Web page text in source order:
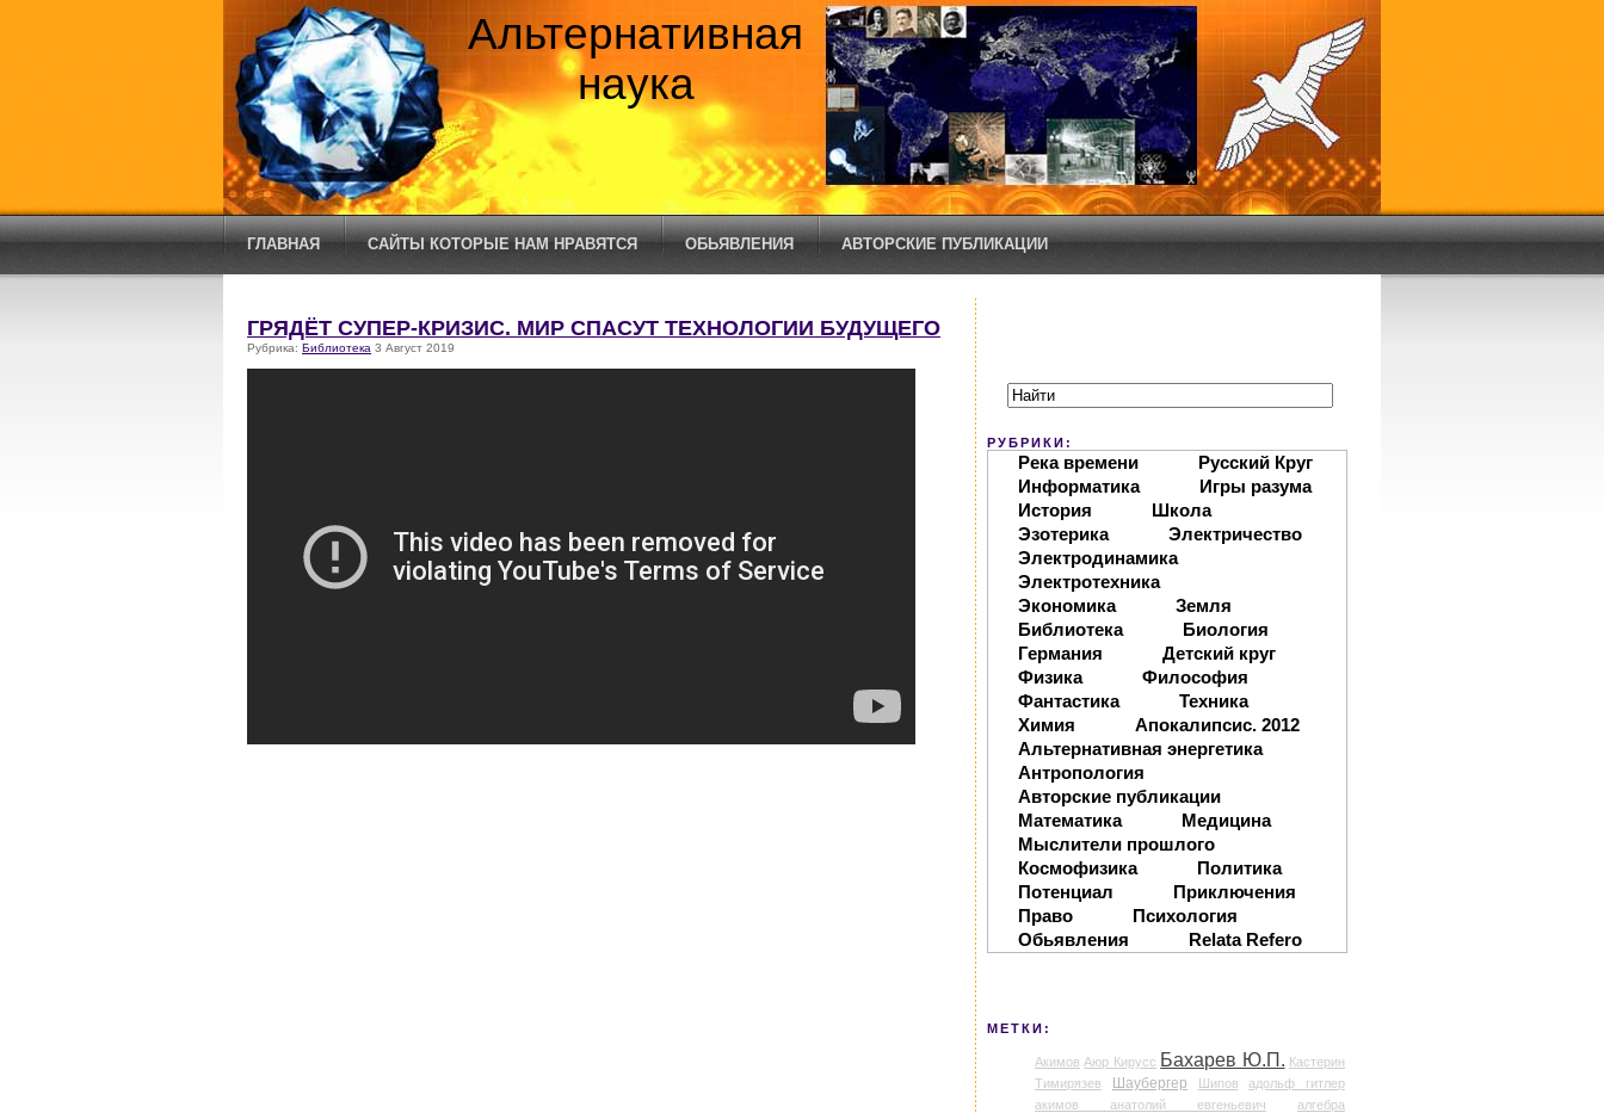
Альтернативная
наука
ГЛАВНАЯ САЙТЫ КОТОРЫЕ НАМ НРАВЯТСЯ ОБЬЯВЛЕНИЯ АВТОРСКИЕ ПУБЛИКАЦИИ
ГРЯДЁТ СУПЕР-КРИЗИС. МИР СПАСУТ ТЕХНОЛОГИИ БУДУЩЕГО
Рубрика: Библиотека 3 Август 2019
РУБРИКИ:
Река времени
Русский Круг
Информатика
Игры разума
История
Школа
Эзотерика
Электричество
Электродинамика
Электротехника
Экономика
Земля
Библиотека
Биология
Германия
Детский круг
Физика
Философия
Фантастика
Техника
Химия
Апокалипсис. 2012
Альтернативная энергетика
Антропология
Авторские публикации
Математика
Медицина
Мыслители прошлого
Космофизика
Политика
Потенциал
Приключения
Право
Психология
Обьявления
Relata Refero
МЕТКИ:
Акимов Аюр Кирусс Бахарев Ю.П. Кастерин
Тимирязев
Шаубергер Шипов
адольф гитлер
акимов анатолий евгеньевич
алгебра